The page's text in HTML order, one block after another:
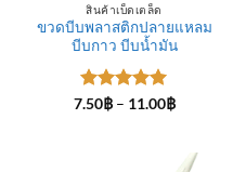
สินค้าเบ็ดเตล็ด
ขวดบีบพลาสติกปลายแหลม
บีบกาว บีบน้ำมัน
ให้คะแนน
7.50฿ – 11.00฿Price
11.00฿